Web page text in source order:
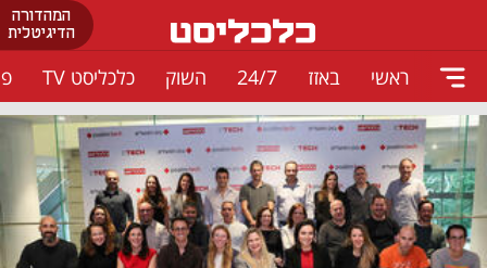
המהדורה
הדיגיטלית
ראשי באזז 24/7 השוק כלכליסט TV